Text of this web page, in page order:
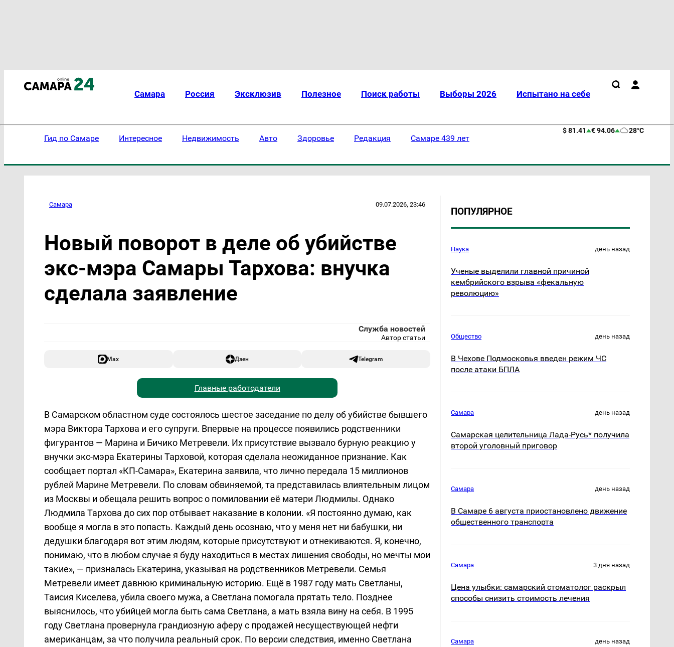
Самара Россия Эксклюзив Полезное Поиск работы Выборы 2026 Испытано на себе
Гид по Самаре Интересное Недвижимость Авто Здоровье Редакция Самаре 439 лет
$ 81.41 € 94.06 28°C
Самара 09.07.2026, 23:46
Новый поворот в деле об убийстве
экс-мэра Самары Тархова: внучка
сделала заявление
Служба новостей
Автор статьи
Max Дзен Telegram
Главные работодатели
В Самарском областном суде состоялось шестое заседание по делу об убийстве бывшего
мэра Виктора Тархова и его супруги. Впервые на процессе появились родственники
фигурантов — Марина и Бичико Метревели. Их присутствие вызвало бурную реакцию у
внучки экс-мэра Екатерины Тарховой, которая сделала неожиданное признание. Как
сообщает портал «КП-Самара», Екатерина заявила, что лично передала 15 миллионов
рублей Марине Метревели. По словам обвиняемой, та представилась влиятельным лицом
из Москвы и обещала решить вопрос о помиловании её матери Людмилы. Однако
Людмила Тархова до сих пор отбывает наказание в колонии. «Я постоянно думаю, как
вообще я могла в это попасть. Каждый день осознаю, что у меня нет ни бабушки, ни
дедушки благодаря вот этим людям, которые присутствуют и отнекиваются. Я, конечно,
понимаю, что в любом случае я буду находиться в местах лишения свободы, но мечты мои
такие», — призналась Екатерина, указывая на родственников Метревели. Семья
Метревели имеет давнюю криминальную историю. Ещё в 1987 году мать Светланы,
Таисия Киселева, убила своего мужа, а Светлана помогала прятать тело. Позднее
выяснилось, что убийцей могла быть сама Светлана, а мать взяла вину на себя. В 1995
году Светлана провернула грандиозную аферу с продажей несуществующей нефти
американцам, за что получила реальный срок. По версии следствия, именно Светлана
ПОПУЛЯРНОЕ
Наука день назад
Ученые выделили главной причиной
кембрийского взрыва «фекальную
революцию»
Общество день назад
В Чехове Подмосковья введен режим ЧС
после атаки БПЛА
Самара день назад
Самарская целительница Лада-Русь* получила
второй уголовный приговор
Самара день назад
В Самаре 6 августа приостановлено движение
общественного транспорта
Самара 3 дня назад
Цена улыбки: самарский стоматолог раскрыл
способы снизить стоимость лечения
Самара день назад